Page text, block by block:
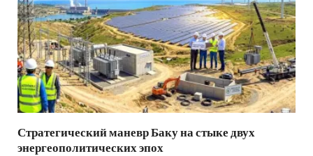
Стратегический маневр Баку на стыке двух
энергеополитических эпох